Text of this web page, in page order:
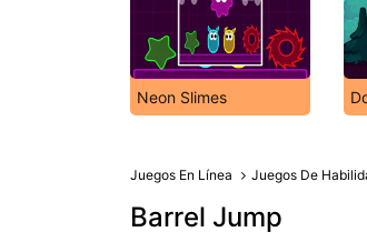
Neon Slimes
Juegos En Línea Juegos De
Barrel Jump